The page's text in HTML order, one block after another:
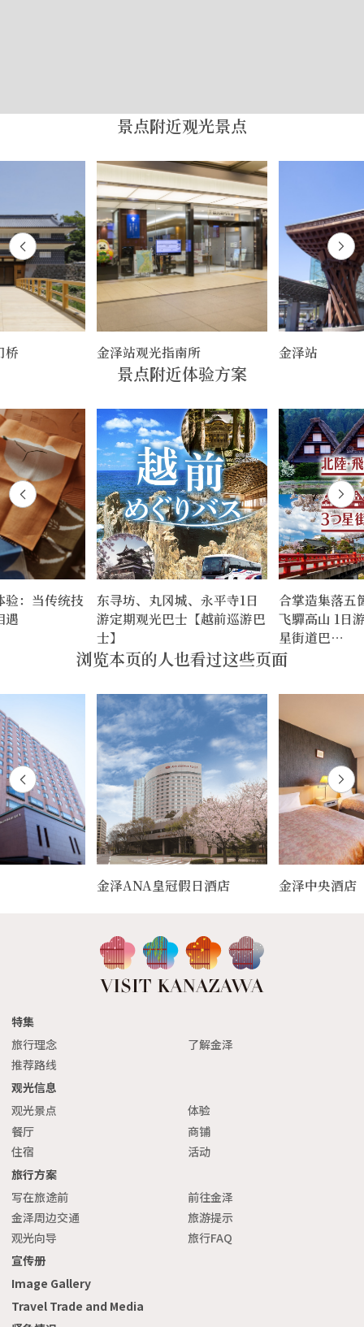
景点附近观光景点
桥 金泽站观光指南所 金泽站
景点附近体验方案
验：当传统技
遇
东寻坊、丸冈城、永平寺1日
游定期观光巴士【越前巡游巴
士】
合掌造集落五
飞驒高山 1日
星街道巴…
浏览本页的人也看过这些页面
金泽ANA皇冠假日酒店 金泽中央酒店
特集
旅行理念
了解金泽
推荐路线
观光信息
观光景点
体验
餐厅
商铺
住宿
活动
旅行方案
写在旅途前
前往金泽
金泽周边交通
旅游提示
观光向导
旅行FAQ
宣传册
Image Gallery
Travel Trade and Media